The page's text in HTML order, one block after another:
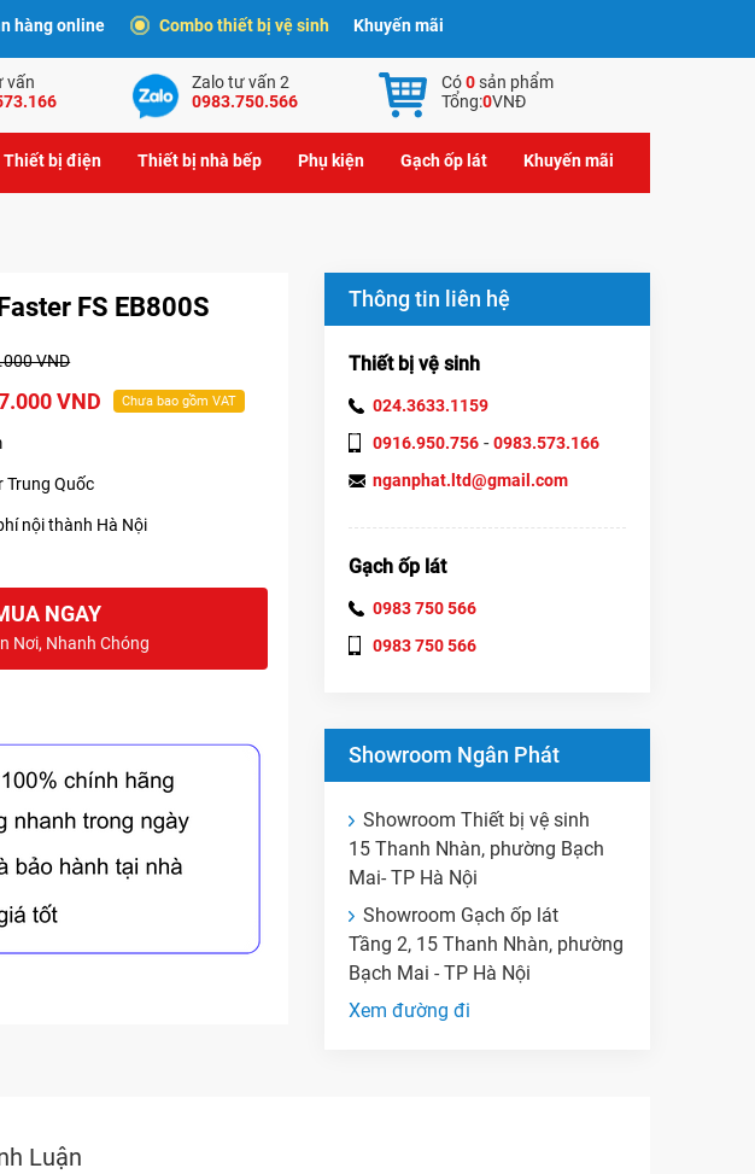
hàng online Combo thiết bị vệ sinh Khuyến mãi
vấn
Zalo tư vấn 2
0983.750.566
Có0sản phẩm
Tổng:0VNĐ
Thiết bị điện Thiết bị nhà bếp Phụ kiện Gạch ốp lát Khuyến mãi
FS EB800S
VND
VND Chưa bao gồm VAT
Trung Quốc
nội thành Hà Nội
NGAY
Nơi, Nhanh Chóng
Thông tin liên hệ
Thiết bị vệ sinh
024.3633.1159
0916.950.756 - 0983.573.166
nganphat.ltd@gmail.com
Gạch ốp lát
0983 750 566
0983 750 566
Showroom Ngân Phát
Showroom Thiết bị vệ sinh
15 Thanh Nhàn, phường Bạch
Mai- TP Hà Nội
Showroom Gạch ốp lát
Tầng 2, 15 Thanh Nhàn, phường
Bạch Mai - TP Hà Nội
Xem đường đi
Luận